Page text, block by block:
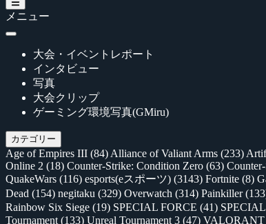
メニュー
大会・イベントレポート
インタビュー
写真
大会クリップ
ゲーミング環境写真(GMiru)
カテゴリー
Age of Empires III (84) Alliance of Valiant Arms (233)
Online 2 (18) Counter-Strike: Condition Zero (63)
QuakeWars (116) esports(eスポーツ) (3143) Fortnite (8)
Dead (154) negitaku (329) Overwatch (314) Painkiller
Rainbow Six Siege (19) SPECIAL FORCE (41)
Tournament (133) Unreal Tournament 3 (47) VALORANT